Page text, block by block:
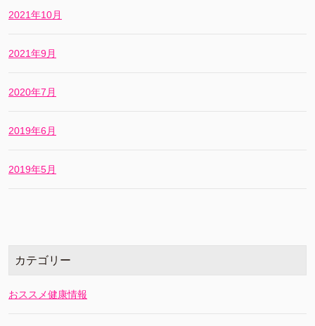
2021年10月
2021年9月
2020年7月
2019年6月
2019年5月
カテゴリー
おススメ健康情報